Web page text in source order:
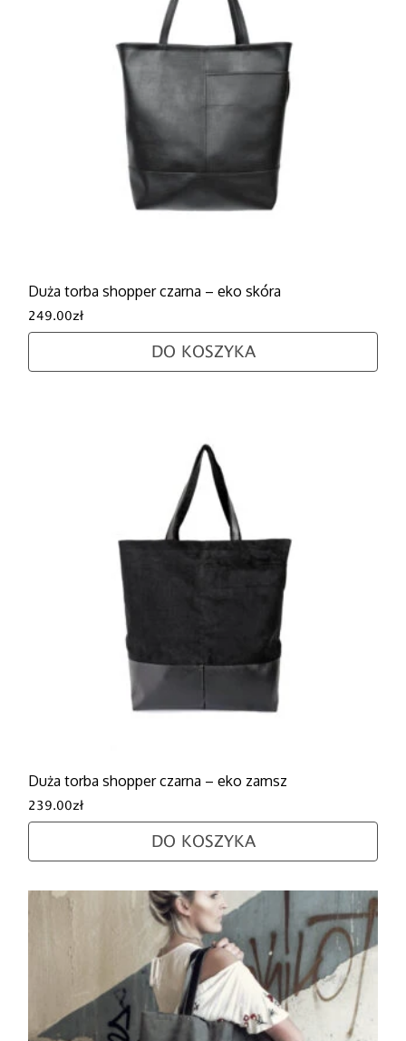
Duża torba shopper czarna – eko skóra
249.00zł
DO KOSZYKA
Duża torba shopper czarna – eko zamsz
239.00zł
DO KOSZYKA
Ten produkt ma wiele wariantów. Opcje można